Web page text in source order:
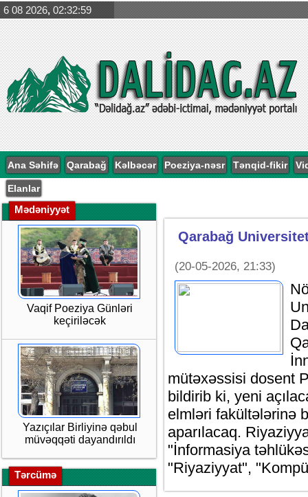
6 08 2026, 02:33:00
Ana Səhifə Qarabağ Kəlbəcər Poeziya-nəsr Tənqid-fikir
Elanlar
Mədəniyyət
Vaqif Poeziya Günləri
keçiriləcək
Yazıçılar Birliyinə qəbul
müvəqqəti dayandırıldı
Tərcümə
Qarabağ
(20-05-2026, 21:33)
mütəxəssisi dosent
bildirib ki, yeni
elmləri fakültələrinə
aparılacaq.
"İnformasiya
"Riyaziyyat",